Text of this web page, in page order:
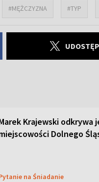
#MĘŻCZYZNA #TYP
Krajewski odkrywa
Dolnego
Pytanie na Śniadanie